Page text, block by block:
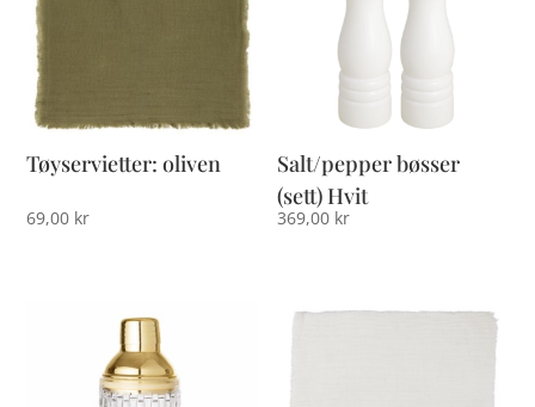
Tøyservietter: oliven
69,00 kr
Salt/pepper bøsser
(sett) Hvit
369,00 kr